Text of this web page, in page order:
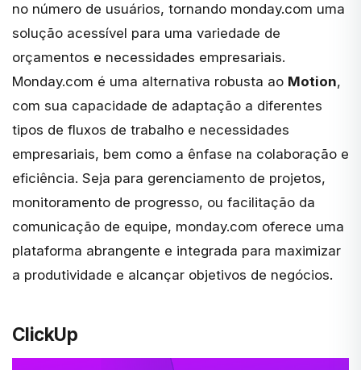
no número de usuários, tornando monday.com uma
solução acessível para uma variedade de
orçamentos e necessidades empresariais.
Monday.com é uma alternativa robusta ao Motion,
com sua capacidade de adaptação a diferentes
tipos de fluxos de trabalho e necessidades
empresariais, bem como a ênfase na colaboração e
eficiência. Seja para gerenciamento de projetos,
monitoramento de progresso, ou facilitação da
comunicação de equipe, monday.com oferece uma
plataforma abrangente e integrada para maximizar
a produtividade e alcançar objetivos de negócios.
ClickUp